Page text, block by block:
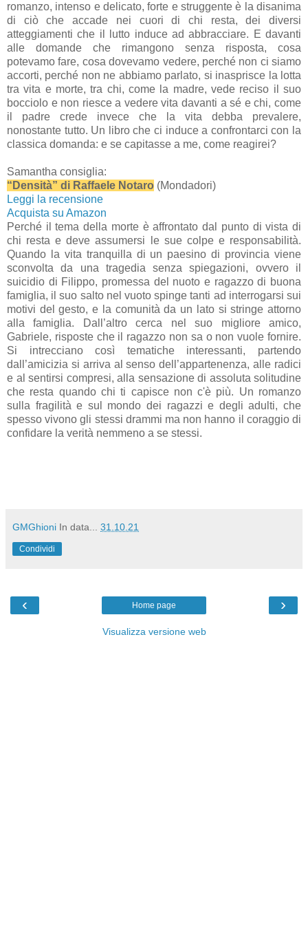
romanzo, intenso e delicato, forte e struggente è la disanima
di ciò che accade nei cuori di chi resta, dei diversi
atteggiamenti che il lutto induce ad abbracciare. E davanti
alle domande che rimangono senza risposta, cosa
potevamo fare, cosa dovevamo vedere, perché non ci siamo
accorti, perché non ne abbiamo parlato, si inasprisce la lotta
tra vita e morte, tra chi, come la madre, vede reciso il suo
bocciolo e non riesce a vedere vita davanti a sé e chi, come
il padre crede invece che la vita debba prevalere,
nonostante tutto. Un libro che ci induce a confrontarci con la
classica domanda: e se capitasse a me, come reagirei?
Samantha consiglia:
“Densità” di Raffaele Notaro (Mondadori)
Leggi la recensione
Acquista su Amazon
Perché il tema della morte è affrontato dal punto di vista di
chi resta e deve assumersi le sue colpe e responsabilità.
Quando la vita tranquilla di un paesino di provincia viene
sconvolta da una tragedia senza spiegazioni, ovvero il
suicidio di Filippo, promessa del nuoto e ragazzo di buona
famiglia, il suo salto nel vuoto spinge tanti ad interrogarsi sui
motivi del gesto, e la comunità da un lato si stringe attorno
alla famiglia. Dall’altro cerca nel suo migliore amico,
Gabriele, risposte che il ragazzo non sa o non vuole fornire.
Si intrecciano così tematiche interessanti, partendo
dall’amicizia si arriva al senso dell’appartenenza, alle radici
e al sentirsi compresi, alla sensazione di assoluta solitudine
che resta quando chi ti capisce non c'è più. Un romanzo
sulla fragilità e sul mondo dei ragazzi e degli adulti, che
spesso vivono gli stessi drammi ma non hanno il coraggio di
confidare la verità nemmeno a se stessi.
GMGhioni In data... 31.10.21
Condividi
‹ ›
Home page
Visualizza versione web